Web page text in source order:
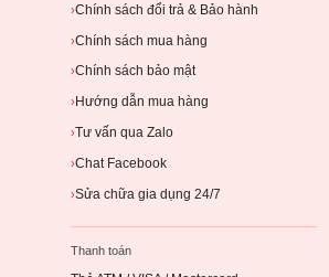
›Chính sách đổi trả & Bảo hành
›Chính sách mua hàng
›Chính sách bảo mật
› Hướng dẫn mua hàng
›Tư vấn qua Zalo
›Chat Facebook
›Sửa chữa gia dụng 24/7
Thanh toán